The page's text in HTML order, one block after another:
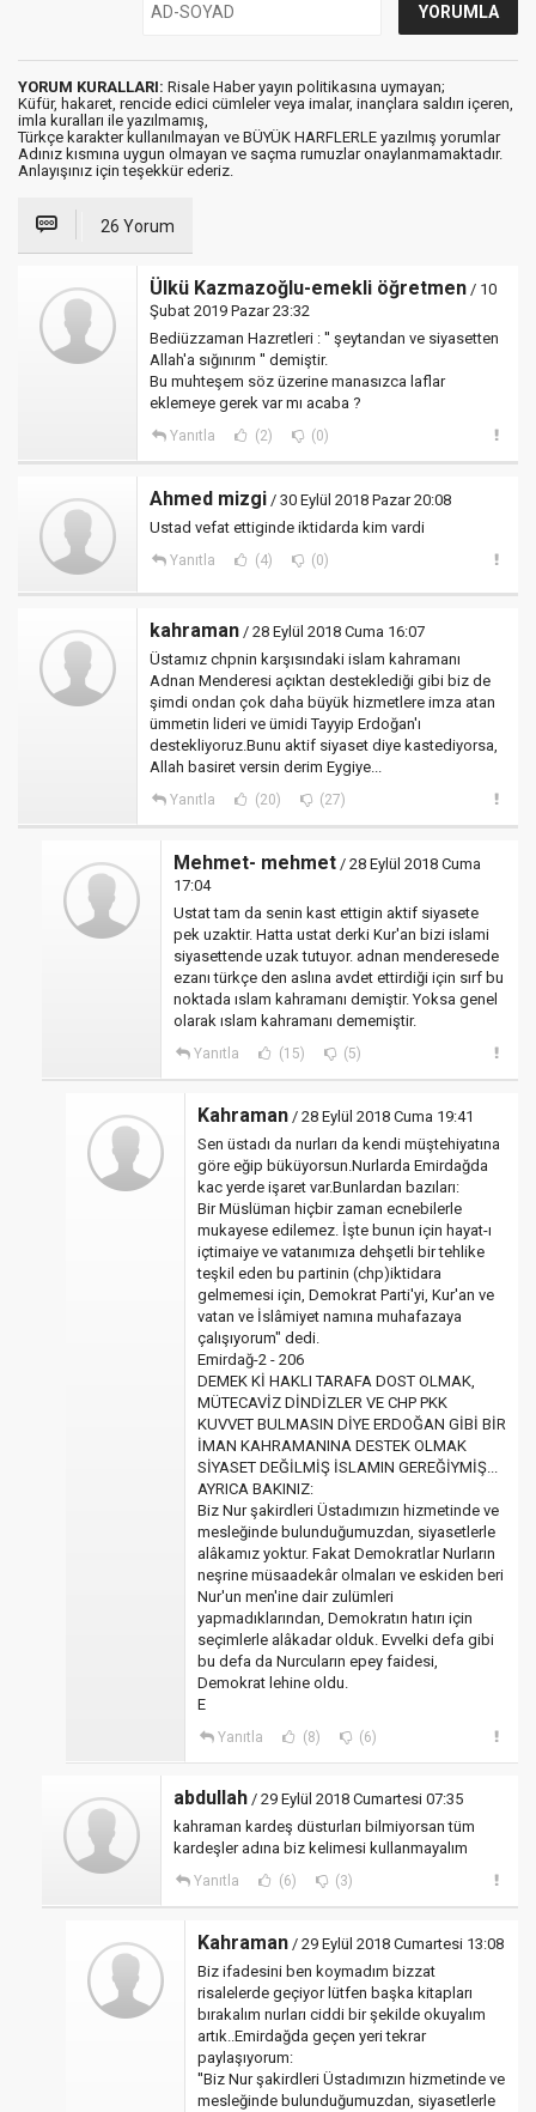
YORUM KURALLARI: Risale Haber yayın politikasına uymayan;
Küfür, hakaret, rencide edici cümleler veya imalar, inançlara saldırı içeren,
imla kuralları ile yazılmamış,
Türkçe karakter kullanılmayan ve BÜYÜK HARFLERLE yazılmış yorumlar
Adınız kısmına uygun olmayan ve saçma rumuzlar onaylanmamaktadır.
Anlayışınız için teşekkür ederiz.
26 Yorum
Ülkü Kazmazoğlu-emekli öğretmen / 10
Şubat 2019 Pazar 23:32
Bediüzzaman Hazretleri : '' şeytandan ve siyasetten
Allah'a sığınırım '' demiştir.
Bu muhteşem söz üzerine manasızca laflar
eklemeye gerek var mı acaba ?
Yanıtla (2) (0)
Ahmed mizgi / 30 Eylül 2018 Pazar 20:08
Ustad vefat ettiginde iktidarda kim vardi
Yanıtla (4) (0)
kahraman / 28 Eylül 2018 Cuma 16:07
Üstamız chpnin karşısındaki islam kahramanı
Adnan Menderesi açıktan desteklediği gibi biz de
şimdi ondan çok daha büyük hizmetlere imza atan
ümmetin lideri ve ümidi Tayyip Erdoğan'ı
destekliyoruz.Bunu aktif siyaset diye kastediyorsa,
Allah basiret versin derim Eygiye...
Yanıtla (20) (27)
Mehmet- mehmet / 28 Eylül 2018 Cuma
17:04
Ustat tam da senin kast ettigin aktif siyasete
pek uzaktir. Hatta ustat derki Kur'an bizi islami
siyasettende uzak tutuyor. adnan menderesede
ezanı türkçe den aslına avdet ettirdiği için sırf bu
noktada ıslam kahramanı demiştir. Yoksa genel
olarak ıslam kahramanı dememiştir.
Yanıtla (15) (5)
Kahraman / 28 Eylül 2018 Cuma 19:41
Sen üstadı da nurları da kendi müştehiyatına
göre eğip büküyorsun.Nurlarda Emirdağda
kac yerde işaret var.Bunlardan bazıları:
Bir Müslüman hiçbir zaman ecnebilerle
mukayese edilemez. İşte bunun için hayat-ı
içtimaiye ve vatanımıza dehşetli bir tehlike
teşkil eden bu partinin (chp)iktidara
gelmemesi için, Demokrat Parti'yi, Kur'an ve
vatan ve İslâmiyet namına muhafazaya
çalışıyorum" dedi.
Emirdağ-2 - 206
DEMEK Kİ HAKLI TARAFA DOST OLMAK,
MÜTECAVİZ DİNDİZLER VE CHP PKK
KUVVET BULMASIN DİYE ERDOĞAN GİBİ BİR
İMAN KAHRAMANINA DESTEK OLMAK
SİYASET DEĞİLMİŞ İSLAMIN GEREĞİYMİŞ...
AYRICA BAKINIZ:
Biz Nur şakirdleri Üstadımızın hizmetinde ve
mesleğinde bulunduğumuzdan, siyasetlerle
alâkamız yoktur. Fakat Demokratlar Nurların
neşrine müsaadekâr olmaları ve eskiden beri
Nur'un men'ine dair zulümleri
yapmadıklarından, Demokratın hatırı için
seçimlerle alâkadar olduk. Evvelki defa gibi
bu defa da Nurcuların epey faidesi,
Demokrat lehine oldu.
E
Yanıtla (8) (6)
abdullah / 29 Eylül 2018 Cumartesi 07:35
kahraman kardeş düsturları bilmiyorsan tüm
kardeşler adına biz kelimesi kullanmayalım
Yanıtla (6) (3)
Kahraman / 29 Eylül 2018 Cumartesi 13:08
Biz ifadesini ben koymadım bizzat
risalelerde geçiyor lütfen başka kitapları
bırakalım nurları ciddi bir şekilde okuyalım
artık..Emirdağda geçen yeri tekrar
paylaşıyorum:
''Biz Nur şakirdleri Üstadımızın hizmetinde ve
mesleğinde bulunduğumuzdan, siyasetlerle